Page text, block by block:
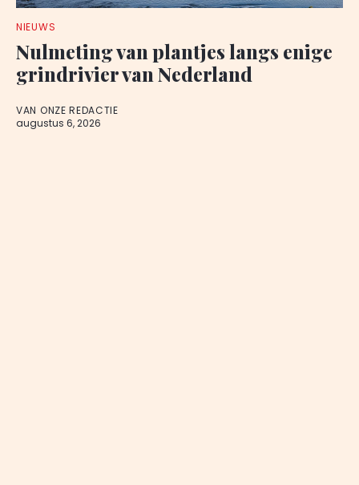
NIEUWS
Nulmeting van plantjes langs enige
grindrivier van Nederland
VAN ONZE REDACTIE
augustus 6, 2026